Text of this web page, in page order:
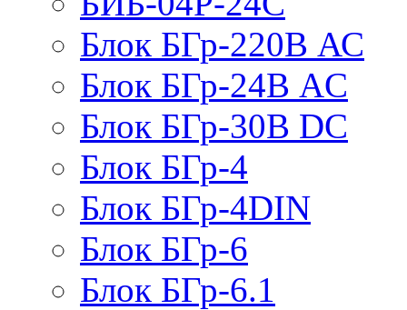
Блок БГр-220В АС
Блок БГр-24В AC
Блок БГр-30В DC
Блок БГр-4
Блок БГр-4DIN
Блок БГр-6
Блок БГр-6.1